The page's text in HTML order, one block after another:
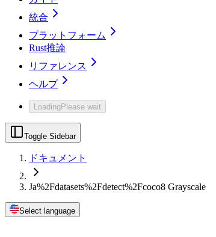
統合
プラットフォーム
Rust推論
リファレンス
ヘルプ
LoadingPlease wait
Toggle Sidebar
ドキュメント
Ja%2Fdatasets%2Fdetect%2Fcoco8 Grayscale
Select language